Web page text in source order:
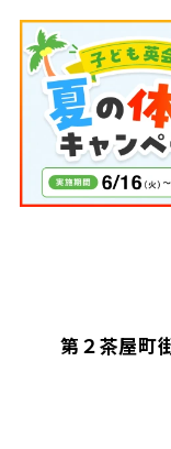
第２茶屋町